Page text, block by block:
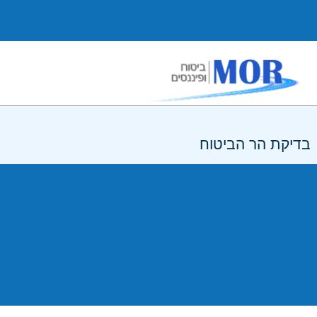
בדיקת הר הביטוח